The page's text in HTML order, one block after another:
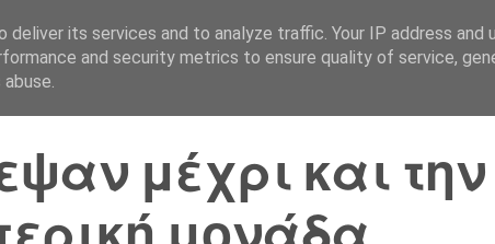
Αρχική Σελίδα Ελλάδα
μέχρι και την
its services and to analyze traffic. Your IP address and
and security metrics to ensure quality of service,